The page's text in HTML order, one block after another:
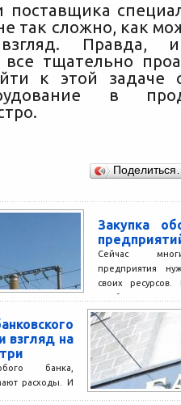
поставщика
так сложно, как
Правда,
все тщательно
к этой задаче
в
Закупка
Сейчас
предприятия
своих ресурсов.
проблему
сразу уточнить –
взгляд на
банка,
расходы. И